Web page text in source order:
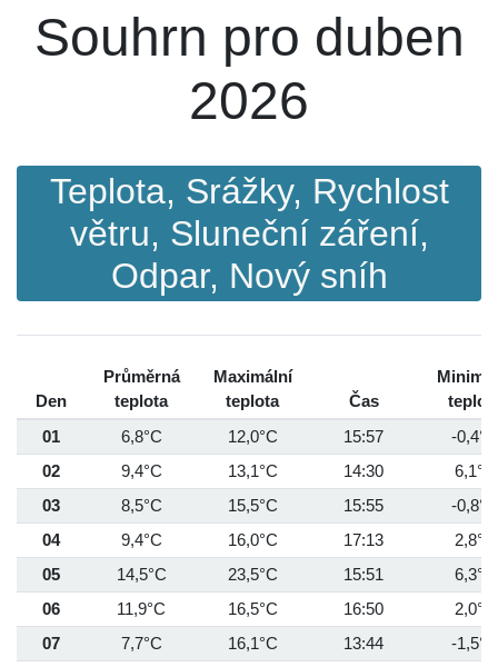
Souhrn pro duben
2026
Teplota, Srážky, Rychlost
větru, Sluneční záření,
Odpar, Nový sníh
Den
Průměrná
teplota
Maximální
teplota
Čas
01
6,8°C 12,0°C 15:57
-0,4°C
02
9,4°C 13,1°C 14:30
6,1°C
03
8,5°C 15,5°C 15:55
-0,8°C
04
9,4°C 16,0°C 17:13
2,8°C
05
14,5°C 23,5°C 15:51
6,3°C
06
11,9°C 16,5°C 16:50
2,0°C
07
7,7°C 16,1°C 13:44
-1,5°C